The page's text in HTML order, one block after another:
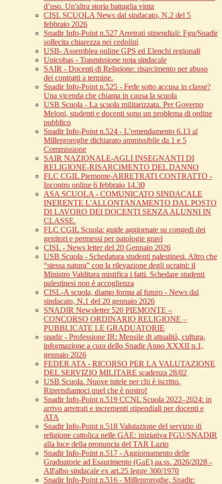
d’uso. Un'altra storia battaglia vinta
CISL SCUOLA News dal sindacato, N.2 del 5
febbraio 2026
Snadir Info-Point n.527 Arretrati stipendiali: Fgu/Snadir
sollecita chiarezza nei cedolini
USB- Assemblea online GPS ed Elenchi regionali
Unicobas - Trasmissione nota sindacale
SAIR - Docenti di Religione: risarcimento per abuso
dei contratti a termine.
Snadir Info-Point n.525 - Fede sotto accusa in classe?
Una vicenda che chiama in causa la scuola
USB Scuola - La scuola militarizzata. Per Governo
Meloni, studenti e docenti sono un problema di ordine
pubblico
Snadir Info-Point n.524 - L’emendamento 6.13 al
Milleproroghe dichiarato ammissibile da 1 e 5
Commissione
SAIR NAZIONALE-AGLI INSEGNANTI DI
RELIGIONE-RISARCIMENTO DEL DANNO
FLC CGIL Piemonte-ARRETRATI CONTRATTO -
Incontro online 6 febbraio 14.30
ASA SCUOLA - COMUNICATO SINDACALE
INERENTE L'ALLONTANAMENTO DAL POSTO
DI LAVORO DEI DOCENTI SENZA ALUNNI IN
CLASSE.
FLC CGIL Scuola: guide aggiornate su congedi dei
genitori e permessi per patologie gravi
CISL - News letter del 20 Gennaio 2026
USB Scuola - Schedatura studenti palestinesi. Altro che
“stessa natura” con la rilevazione degli ucraini: il
Ministro Valditara mistifica i fatti. Schedare studenti
palestinesi non è accoglienza
CISL-A scuola, diamo forma al futuro - News dal
sindacato, N.1 del 20 gennaio 2026
SNADIR Newsletter 520 PIEMONTE –
CONCORSO ORDINARIO RELIGIONE –
PUBBLICATE LE GRADUATORIE
snadir - Professione IR: Mensile di attualità, cultura,
informazione a cura dello Snadir Anno XXXII n.1,
gennaio 2026
FEDER ATA - RICORSO PER LA VALUTAZIONE
DEL SERVIZIO MILITARE scadenza 28/02
USB Scuola. Nuove tutele per chi è iscritto.
Riprendiamoci quel che è nostro!
Snadir Info-Point n.519 CCNL Scuola 2022–2024: in
arrivo arretrati e incrementi stipendiali per docenti e
ATA
Snadir Info-Point n.518 Valutazione del servizio di
religione cattolica nelle GAE: iniziativa FGU/SNADIR
alla luce della pronuncia del TAR Lazio
Snadir Info-Point n.517 - Aggiornamento delle
Graduatorie ad Esaurimento (GaE) aa.ss. 2026/2028 -
All'albo sindacale ex art.25 legge 300/1970
Snadir Info-Point n.516 - Milleproroghe, Snadir: